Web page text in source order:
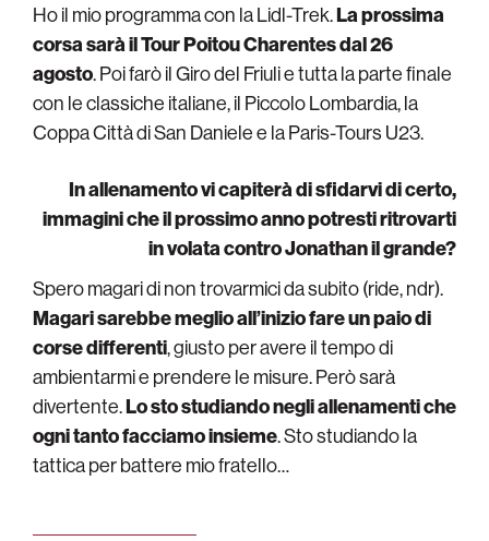
Ho il mio programma con la Lidl-Trek.La prossima
corsa sarà il Tour Poitou Charentes dal 26
agosto. Poi farò il Giro del Friuli e tutta la parte finale
con le classiche italiane, il Piccolo Lombardia, la
Coppa Città di San Daniele e la Paris-Tours U23.
In allenamento vi capiterà di sfidarvi di certo,
immagini che il prossimo anno potresti ritrovarti
in volata contro Jonathan il grande?
Spero magari di non trovarmici da subito (ride, ndr).
Magari sarebbe meglio all’inizio fare un paio di
corse differenti, giusto per avere il tempo di
ambientarmi e prendere le misure. Però sarà
divertente.Lo sto studiando negli allenamenti che
ogni tanto facciamo insieme. Sto studiando la
tattica per battere mio fratello…